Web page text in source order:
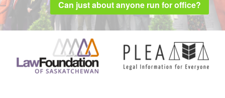
Can just about anyone run for office?